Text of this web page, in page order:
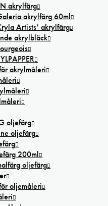
akrylfärg
akrylfärg 60ml
Artists’ akrylfärg
akrylbläck
akrylmåleri
oljefärg
oljefärg
200ml
oljefärg
oljemåleri